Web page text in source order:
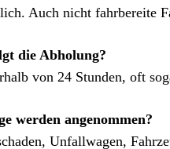
Auch nicht fahrbereite
die Abholung?
von 24 Stunden, oft
werden angenommen?
Unfallwagen,